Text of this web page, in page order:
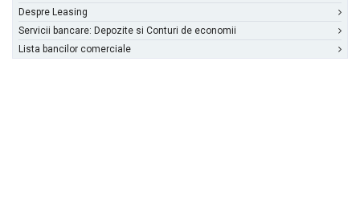
Despre Leasing
Servicii bancare: Depozite si Conturi de economii
Lista bancilor comerciale